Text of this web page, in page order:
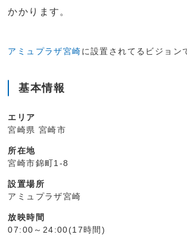
アミュプラザ宮崎に設置されてるビジョン
基本情報
エリア
宮崎県 宮崎市
所在地
宮崎市錦町1-8
設置場所
アミュプラザ宮崎
放映時間
07:00～24:00(17時間)
かかります。